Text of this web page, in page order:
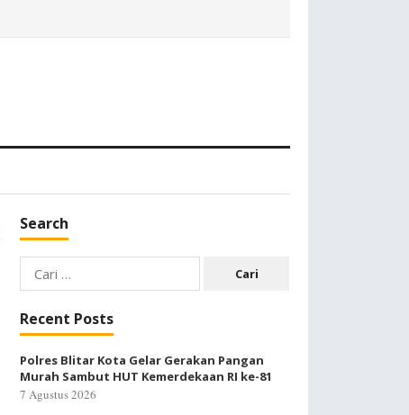
Search
Cari
untuk:
Recent Posts
Polres Blitar Kota Gelar Gerakan Pangan
Murah Sambut HUT Kemerdekaan RI ke-81
7 Agustus 2026